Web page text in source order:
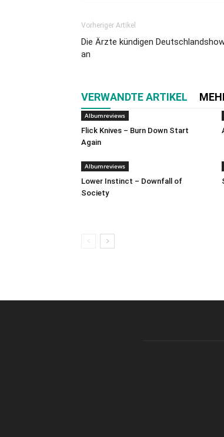
Vorheriger Artikel
Die Ärzte kündigen
an
VERWANDTE ARTIKEL
Albumreviews
Flick Knives – Burn Down Start
Again
Albumreviews
Lower Instinct – Downfall of
Society